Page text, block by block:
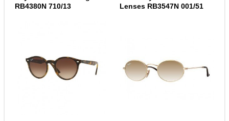
RB4380N 710/13
Lenses RB3547N 001/51